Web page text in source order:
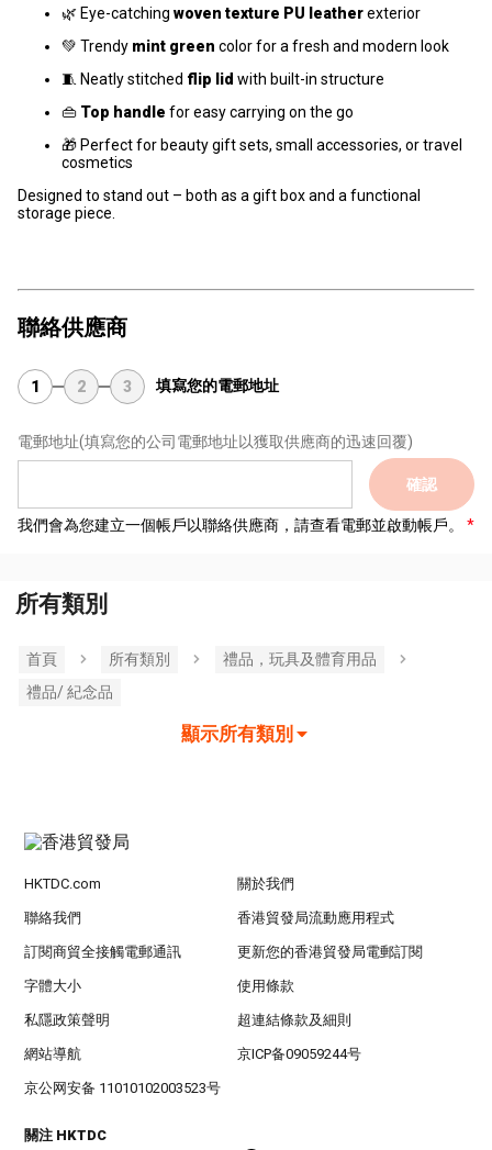
🌿 Eye-catching woven texture PU leatherexterior
💚 Trendy mint green color for a fresh and modern look
🧵 Neatly stitched flip lid with built-in structure
👜 Top handle for easy carrying on the go
🎁 Perfect for beauty gift sets, small accessories, or travel
cosmetics
Designed to stand out – both as a gift box and a functional
storage piece.
聯絡供應商
1 2 3 填寫您的電郵地址
電郵地址(填寫您的公司電郵地址以獲取供應商的迅速回覆)
確認
我們會為您建立一個帳戶以聯絡供應商，請查看電郵並啟動帳戶。
所有類別
首頁 所有類別
禮品，玩具及體育用品
禮品/ 紀念品
顯示所有類別
HKTDC.com 關於我們
聯絡我們 香港貿發局流動應用程式
訂閱商貿全接觸電郵通訊 更新您的香港貿發局電郵訂閱
字體大小 使用條款
私隱政策聲明 超連結條款及細則
網站導航 京ICP备09059244号
京公网安备 11010102003523号
關注 HKTDC